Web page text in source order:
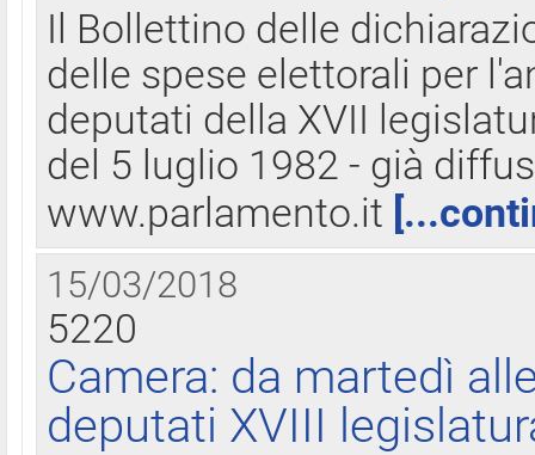
Il Bollettino delle
delle spese elettorali per
deputati della XVII
del 5 luglio 1982 - già
www.parlamento.it
15/03/2018
5220
Camera: da martedì
deputati XVIII